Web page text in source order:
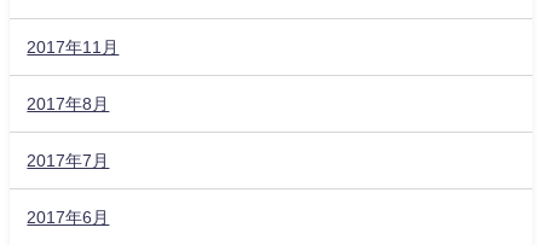
2017年11月
2017年8月
2017年7月
2017年6月